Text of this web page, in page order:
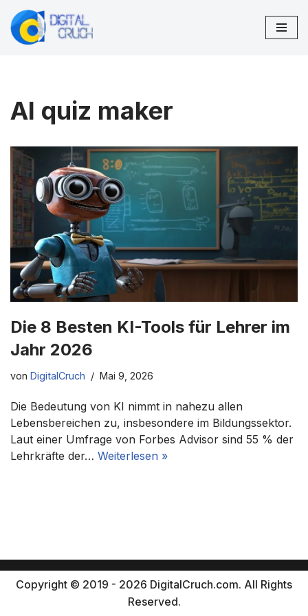
Zum
AI quiz maker
Die 8 Besten KI-Tools für Lehrer im
Jahr 2026
von DigitalCruch Mai 9, 2026
Die Bedeutung von KI nimmt in nahezu allen
Lebensbereichen zu, insbesondere im Bildungssektor.
Laut einer Umfrage von Forbes Advisor sind 55 % der
Lehrkräfte der… Weiterlesen »
Copyright © 2019 - 2026 DigitalCruch.com. All Rights
Reserved.